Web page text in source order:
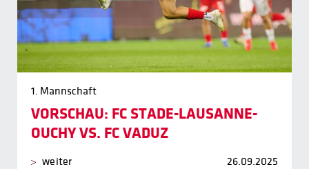
1. Mannschaft
VORSCHAU: FC STADE-LAUSANNE-
OUCHY VS. FC VADUZ
weiter 26.09.2025